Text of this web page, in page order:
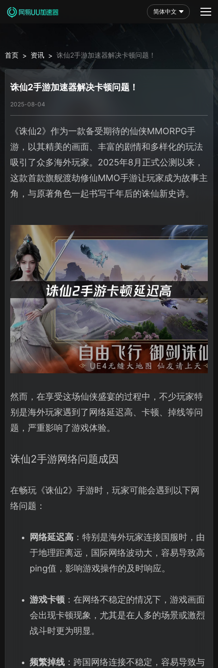
简体中文
首页 > 资讯 > 诛仙2手游加速器解决卡顿问题！
诛仙2手游加速器解决卡顿问题！
2025-08-04
《诛仙2》作为一款备受期待的仙侠MMORPG手
游，以其精美的画面、丰富的剧情和多样化的玩法
吸引了众多海外玩家。2025年8月正式公测以来，
这款首款旗舰渡劫修仙MMO手游让玩家成为故事主
角，与原著角色一起书写千年后的诛仙新史诗。
然而，在享受这场仙侠盛宴的过程中，不少玩家特
别是海外玩家遇到了网络延迟高、卡顿、掉线等问
题，严重影响了游戏体验。
诛仙2手游网络问题成因
在畅玩《诛仙2》手游时，玩家可能会遇到以下网
络问题：
网络延迟高：特别是海外玩家连接国服时，由
于地理距离远，国际网络波动大，容易导致高
ping值，影响游戏操作的及时响应。
游戏卡顿：在网络不稳定的情况下，游戏画面
会出现卡顿现象，尤其是在人多的场景或激烈
战斗时更为明显。
频繁掉线：跨国网络连接不稳定，容易导致与